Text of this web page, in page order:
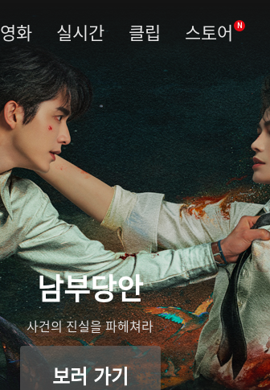
영화 실시간 클립 스토어 N
남부당안
사건의 진실을 파헤쳐라
보러 가기